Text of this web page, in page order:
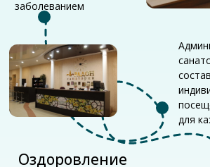
Грязелечение
Озокеритолечение
Тракционная терапия
Бальнеотерапия
Физиотерапия
Лечебный ручной массаж
ЛФК
Хамам, небольшой бассейн
Косметология
Спа-процедуры
В/м инъекции и в/в вливания
Забронировать